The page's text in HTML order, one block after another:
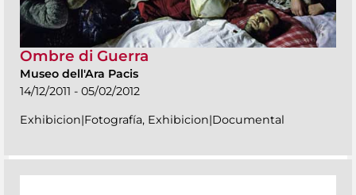
Ombre di Guerra
Museo dell'Ara Pacis
14/12/2011 - 05/02/2012
Exhibicion|Fotografía, Exhibicion|Documental